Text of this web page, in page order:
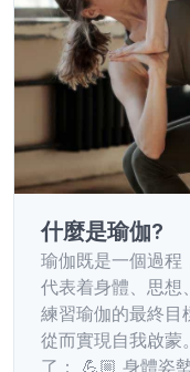
什麼是瑜伽?
瑜伽既是一個過程
代表着身體、思想
練習瑜伽的最終目
從而實現自我啟蒙
了： 💪🏼 身體姿